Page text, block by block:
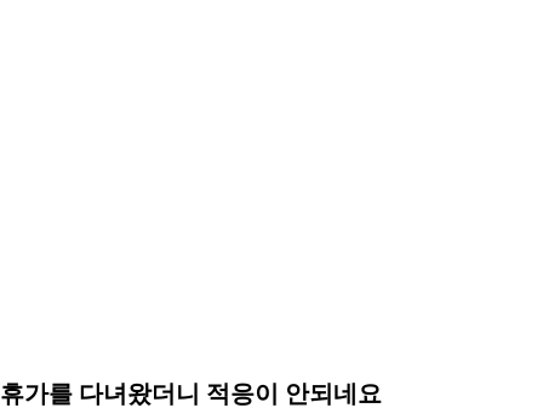
휴가를 다녀왔더니 적응이 안되네요